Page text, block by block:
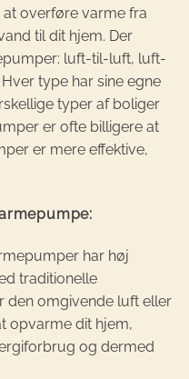
overføre varme fra
til dit hjem. Der
luft-til-luft, luft-
type har sine egne
typer af boliger
er ofte billigere at
er mere effektive,
har høj
traditionelle
den omgivende luft eller
opvarme dit hjem,
og dermed